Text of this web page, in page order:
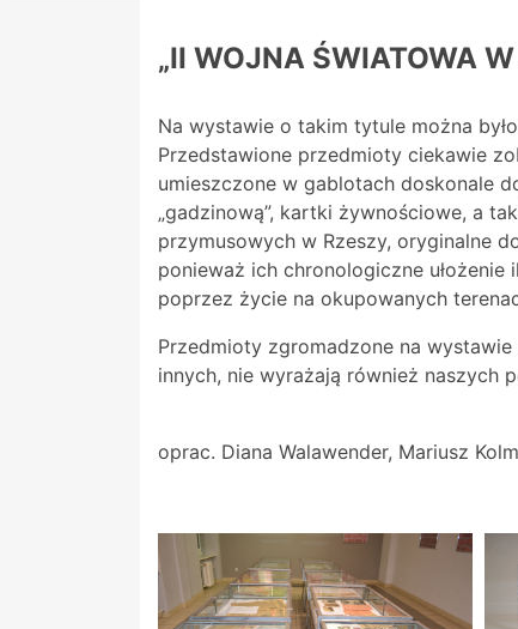
„II WOJNA ŚWIATOWA
Na wystawie o takim tytule można
Przedstawione przedmioty ciekawie
umieszczone w gablotach doskonale
„gadzinową”, kartki żywnościowe, a
przymusowych w Rzeszy, oryginalne
ponieważ ich chronologiczne
poprzez życie na okupowanych
Przedmioty zgromadzone na
innych, nie wyrażają również naszych
oprac. Diana Walawender, Mariusz